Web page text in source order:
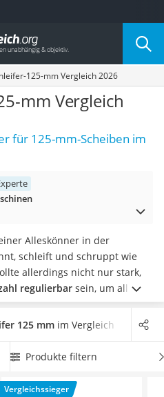
Kategorie
125-mm Vergleich 2026
mm Vergleich
für 125-mm-Scheiben im
Alleskönner in der
schleift und schruppt wie
allerdings nicht nur stark,
regulierbar sein, um allen
Wählen Sie jetzt aus unserer
Winkelschleifer mit 125
die modernste Technik
QUICK* mit seinen
125 mm im Vergleich
Produkte filtern
Vergleichssieger